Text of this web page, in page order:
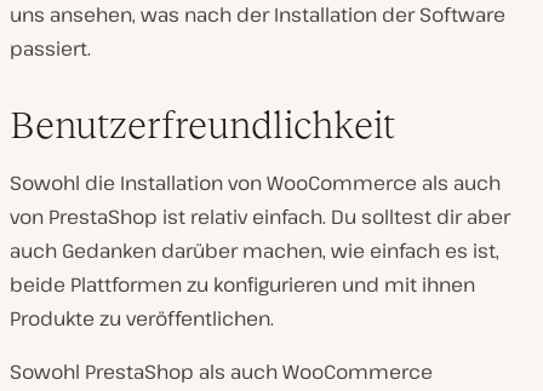
uns ansehen, was nach der Installation der Software
passiert.
Benutzerfreundlichkeit
Sowohl die Installation von WooCommerce als auch
von PrestaShop ist relativ einfach. Du solltest dir aber
auch Gedanken darüber machen, wie einfach es ist,
beide Plattformen zu konfigurieren und mit ihnen
Produkte zu veröffentlichen.
Sowohl PrestaShop als auch WooCommerce